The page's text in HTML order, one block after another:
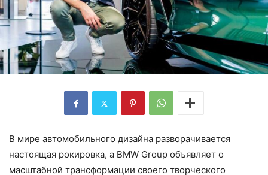
В мире автомобильного дизайна разворачивается
настоящая рокировка, а BMW Group объявляет о
масштабной трансформации своего творческого